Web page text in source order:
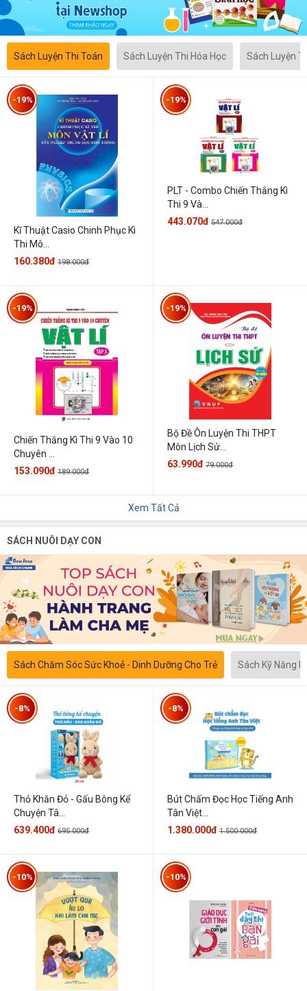
Sách Luyện Thi Toán Sách Luyện Thi Hóa Học Sách Luyện
Kĩ Thuật Casio Chinh Phục Kì
Thi Mô...
-19%
160.380đ 198.000đ
PLT - Combo Chiến Thắng Kì
Thi 9 Và...
-19%
443.070đ 547.000đ
Chiến Thắng Kì Thi 9 Vào 10
Chuyên ...
-19%
153.090đ 189.000đ
Bộ Đề Ôn Luyện Thi THPT
Môn Lịch Sử...
-19%
63.990đ 79.000đ
Xem Tất Cả
SÁCH NUÔI DẠY CON
Sách Chăm Sóc Sức Khoẻ - Dinh Dưỡng Cho Trẻ Sách Kỹ Năng
Thỏ Khăn Đỏ - Gấu Bông Kể
Chuyện Tâ...
-8%
639.400đ 695.000đ
Bút Chấm Đọc Học Tiếng Anh
Tân Việt...
-8%
1.380.000đ 1.500.000đ
-10% -10%